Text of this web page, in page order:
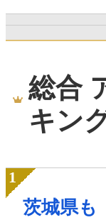
総合
キン
茨城県も